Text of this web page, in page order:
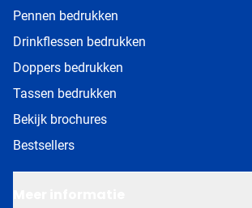
Pennen bedrukken
Drinkflessen bedrukken
Doppers bedrukken
Tassen bedrukken
Bekijk brochures
Bestsellers